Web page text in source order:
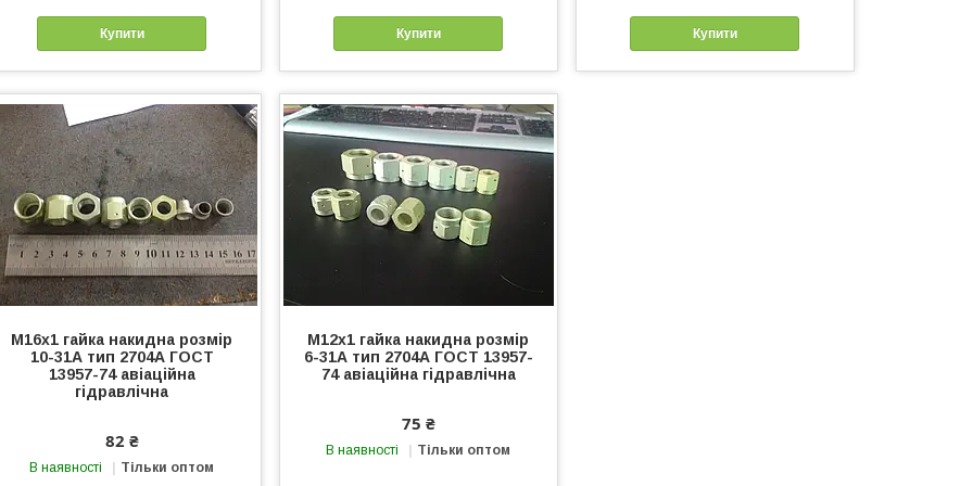
Купити Купити Купити
М16х1 гайка накидна розмір
10-31А тип 2704А ГОСТ
13957-74 авіаційна
гідравлічна
82 ₴
В наявності Тільки оптом
М12х1 гайка накидна розмір
6-31А тип 2704А ГОСТ 13957-
74 авіаційна гідравлічна
75 ₴
В наявності Тільки оптом